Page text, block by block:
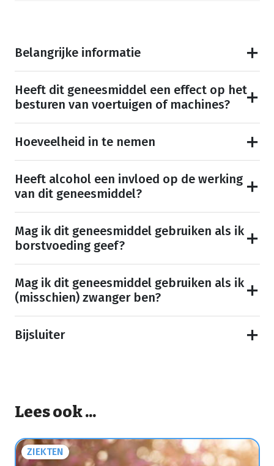
Belangrijke informatie
Heeft dit geneesmiddel een effect op het
besturen van voertuigen of machines?
Hoeveelheid in te nemen
Heeft alcohol een invloed op de werking
van dit geneesmiddel?
Mag ik dit geneesmiddel gebruiken als ik
borstvoeding geef?
Mag ik dit geneesmiddel gebruiken als ik
(misschien) zwanger ben?
Bijsluiter
Lees ook ...
ZIEKTEN